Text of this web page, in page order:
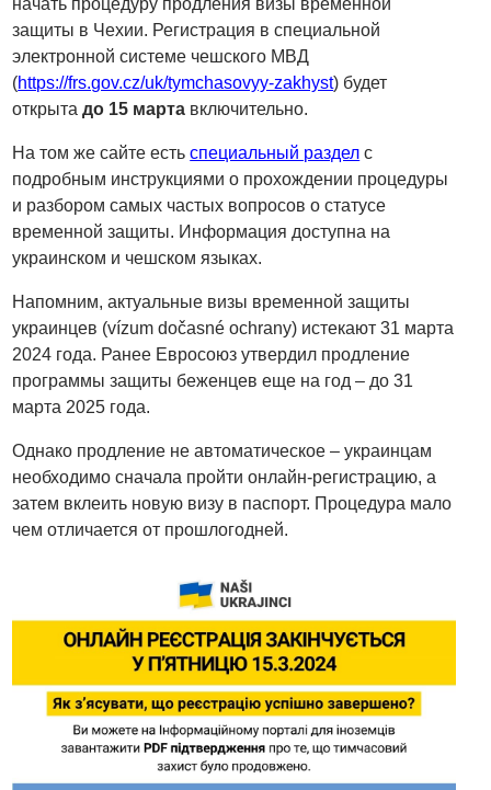
защиты в Чехии. Регистрация в специальной
электронной системе чешского МВД
(https://frs.gov.cz/uk/tymchasovyy-zakhyst) будет
открытадо 15 марта включительно.
На том же сайте естьспециальный раздел с
подробным инструкциями о прохождении процедуры
и разбором самых частых вопросов о статусе
временной защиты. Информация доступна на
украинском и чешском языках.
Напомним, актуальные визы временной защиты
украинцев (vízum dočasné ochrany) истекают 31 марта
2024 года. Ранее Евросоюз утвердил продление
программы защиты беженцев еще на год – до 31
марта 2025 года.
Однако продление не автоматическое – украинцам
необходимо сначала пройти онлайн-регистрацию, а
затем вклеить новую визу в паспорт. Процедура мало
чем отличается от прошлогодней.